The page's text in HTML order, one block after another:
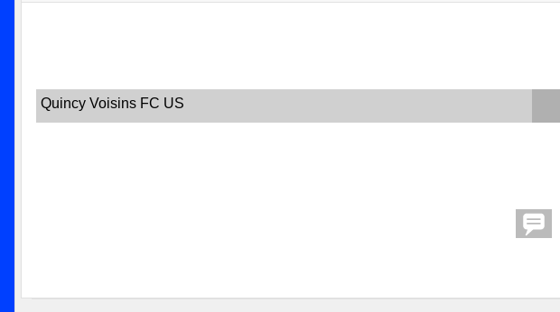
Quincy Voisins FC US